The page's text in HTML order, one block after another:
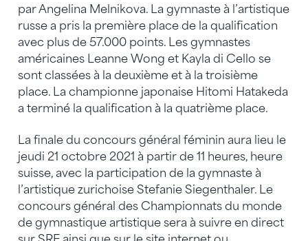
par Angelina Melnikova. La gymnaste à l’artistique
russe a pris la première place de la qualification
avec plus de 57.000 points. Les gymnastes
américaines Leanne Wong et Kayla di Cello se
sont classées à la deuxième et à la troisième
place. La championne japonaise Hitomi Hatakeda
a terminé la qualification à la quatrième place.
La finale du concours général féminin aura lieu le
jeudi 21 octobre 2021 à partir de 11 heures, heure
suisse, avec la participation de la gymnaste à
l’artistique zurichoise Stefanie Siegenthaler. Le
concours général des Championnats du monde
de gymnastique artistique sera à suivre en direct